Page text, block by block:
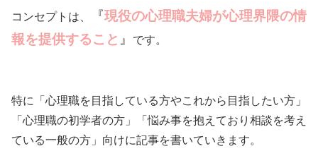
コンセプトは、 『現役の心理職夫婦が心理界隈の情
報を提供すること 』 です。
特に「心理職を目指している方やこれから目指したい方」
「心理職の初学者の方」「悩み事を抱えており相談を考え
ている一般の方」向けに記事を書いていきます。